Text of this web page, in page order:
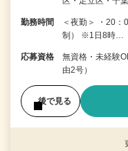
勤務時間
＜夜勤＞ ・20
制） ※1日8時…
応募資格
無資格・未経験
由2号）
後で見る